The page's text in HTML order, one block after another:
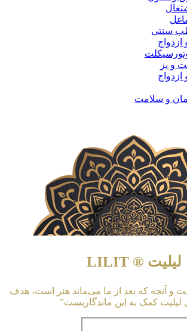
لیلیت ® LILIT
و آنچه که بعد از ما می‌ماند هنر است، هدف
لیلیت کمک به این ماندگاریست”